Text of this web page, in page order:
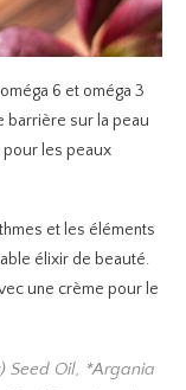
6 et oméga 3
barrière sur la peau
pour les peaux
et les éléments
élixir de beauté.
une crème pour le
Seed Oil, *Argania